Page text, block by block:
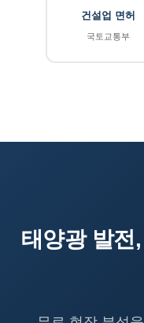
건설업 면허
국토교통부
태양광 발전